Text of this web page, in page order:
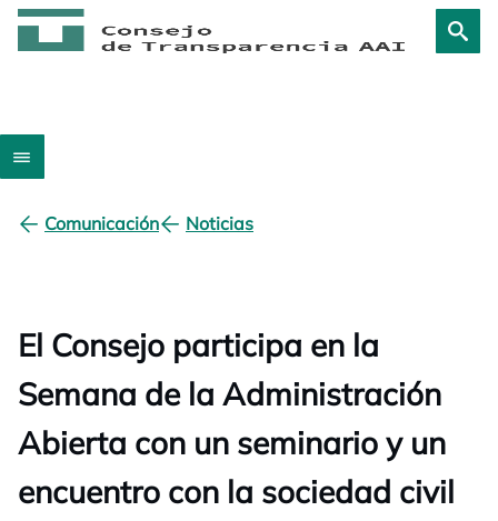
Comunicación Noticias
El Consejo participa en la
Semana de la Administración
Abierta con un seminario y un
encuentro con la sociedad civil